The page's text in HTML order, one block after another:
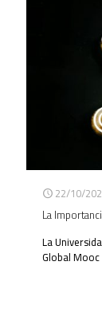
22/10/
La
La
Global